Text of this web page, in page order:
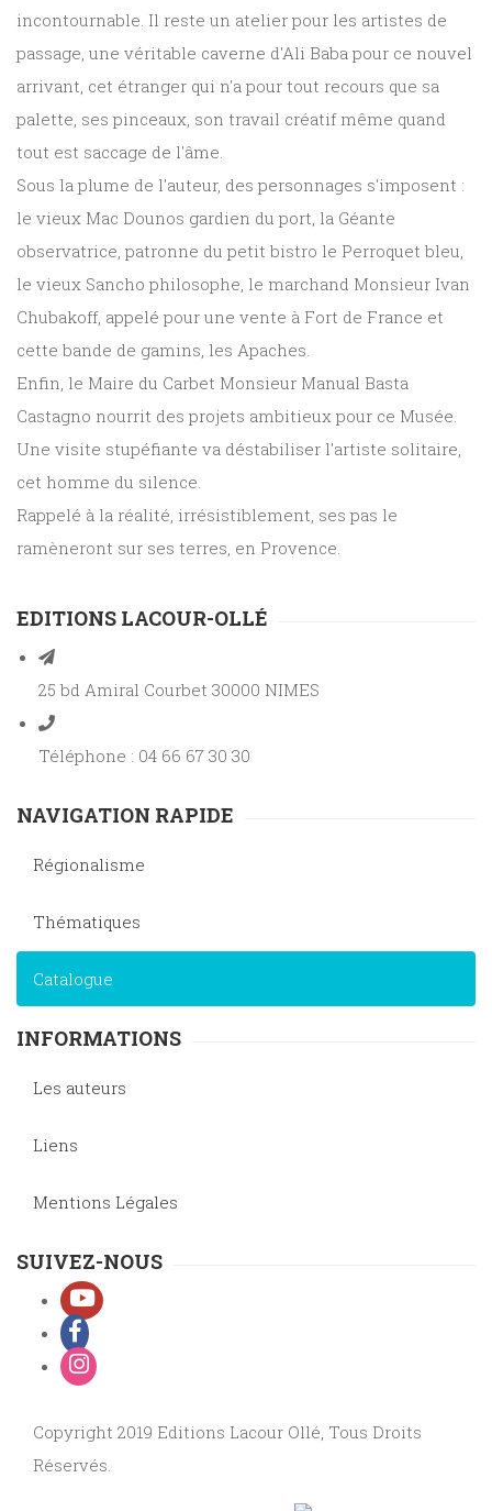
incontournable. Il reste un atelier pour les artistes de
passage, une véritable caverne d'Ali Baba pour ce nouvel
arrivant, cet étranger qui n'a pour tout recours que sa
palette, ses pinceaux, son travail créatif même quand
tout est saccage de l'âme.
Sous la plume de l'auteur, des personnages s'imposent :
le vieux Mac Dounos gardien du port, la Géante
observatrice, patronne du petit bistro le Perroquet bleu,
le vieux Sancho philosophe, le marchand Monsieur Ivan
Chubakoff, appelé pour une vente à Fort de France et
cette bande de gamins, les Apaches.
Enfin, le Maire du Carbet Monsieur Manual Basta
Castagno nourrit des projets ambitieux pour ce Musée.
Une visite stupéfiante va déstabiliser l'artiste solitaire,
cet homme du silence.
Rappelé à la réalité, irrésistiblement, ses pas le
ramèneront sur ses terres, en Provence.
EDITIONS LACOUR-OLLÉ
25 bd Amiral Courbet 30000 NIMES
Téléphone : 04 66 67 30 30
NAVIGATION RAPIDE
Régionalisme
Thématiques
Catalogue
INFORMATIONS
Les auteurs
Liens
Mentions Légales
SUIVEZ-NOUS
Copyright 2019 Editions Lacour Ollé, Tous Droits
Réservés.